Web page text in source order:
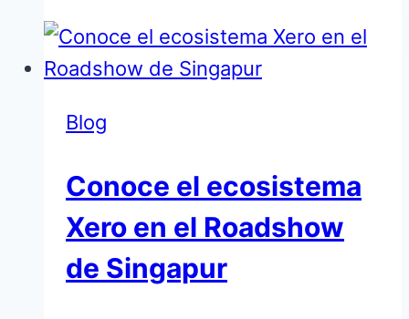
2009
Blog
Conoce el ecosistema
Xero en el Roadshow
de Singapur